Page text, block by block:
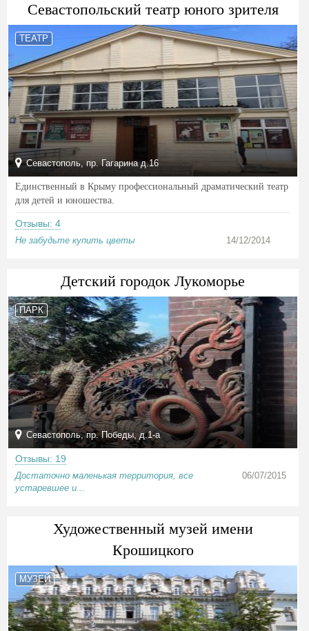
Севастопольский театр юного зрителя
ТЕАТР
Севастополь, пр. Гагарина д.16
Единственный в Крыму профессиональный драматический театр
для детей и юношества.
Отзывы: 4
Не забудьте купить цветы 14/12/2014
Детский городок Лукоморье
ПАРК
Севастополь, пр. Победы, д.1-а
Отзывы: 19
Достаточно маленькая территория, все
устаревшее и...
06/07/2015
Художественный музей имени
Крошицкого
МУЗЕЙ